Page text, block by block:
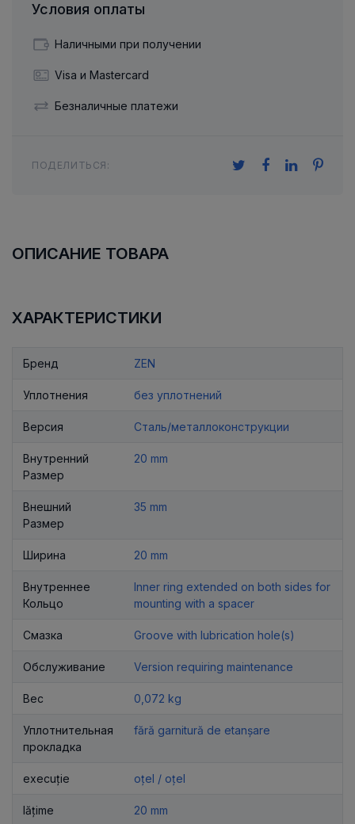
Условия оплаты
Наличными при получении
Visa и Mastercard
Безналичные платежи
ПОДЕЛИТЬСЯ:
ОПИСАНИЕ ТОВАРА
ХАРАКТЕРИСТИКИ
Бренд ZEN
Уплотнения без уплотнений
Версия Сталь/металлоконструкции
Внутренний
Размер
20 mm
Внешний
Размер
35 mm
Ширина 20 mm
Внутреннее
Кольцо
Inner ring extended on both sides for
mounting with a spacer
Смазка Groove with lubrication hole(s)
Обслуживание Version requiring maintenance
Вес 0,072 kg
Уплотнительная
прокладка
fără garnitură de etanșare
execuție oțel / oțel
lățime 20 mm